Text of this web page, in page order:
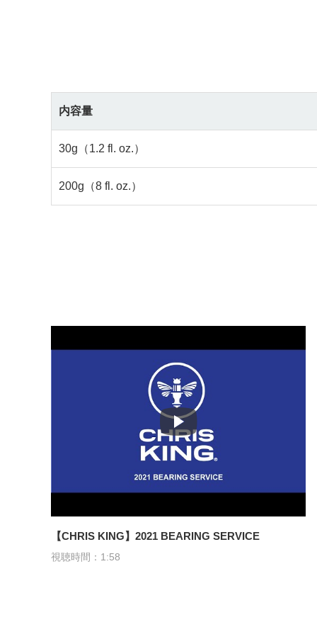
内容量
30g（1.2 fl. oz.）
200g（8 fl. oz.）
【CHRIS KING】2021 BEARING SERVICE
視聴時間：1:58